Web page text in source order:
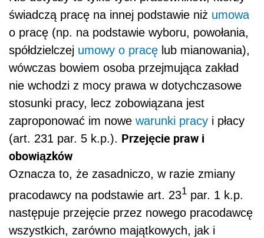
świadczą pracę na innej podstawie niż umowa
o pracę (np. na podstawie wyboru, powołania,
spółdzielczej umowy o pracę lub mianowania),
wówczas bowiem osoba przejmująca zakład
nie wchodzi z mocy prawa w dotychczasowe
stosunki pracy, lecz zobowiązana jest
zaproponować im nowe warunki pracy i płacy
(art. 231 par. 5 k.p.). Przejęcie praw i
obowiązków
Oznacza to, że zasadniczo, w razie zmiany
pracodawcy na podstawie art. 231 par. 1 k.p.
następuje przejęcie przez nowego pracodawcę
wszystkich, zarówno majątkowych, jak i